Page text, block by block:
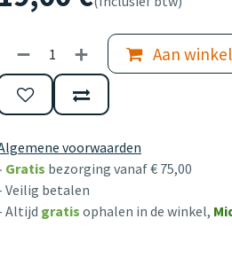
Aan
voorwaarden
Gratis bezorging vanaf € 75,00
Veilig betalen
Altijd gratis ophalen in de winkel,